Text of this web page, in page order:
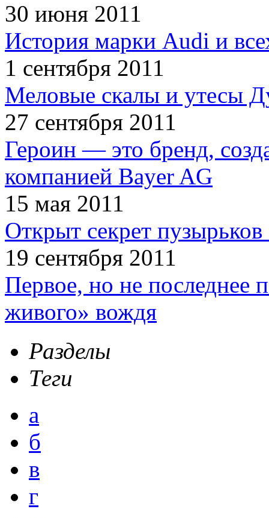
30 июня 2011
История марки Audi и
1 сентября 2011
Меловые скалы и утесы
27 сентября 2011
Героин — это бренд,
компанией Bayer AG
15 мая 2011
Открыт секрет пузырьков
19 сентября 2011
Первое, но не последнее
живого» вождя
Разделы
Теги
а
б
в
г